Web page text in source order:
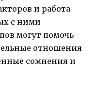
и работа
с ними
могут помочь
отношения
сомнения и